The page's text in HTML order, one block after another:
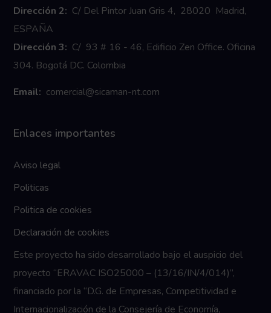
Dirección 2: C/ Del Pintor Juan Gris 4, 28020 Madrid,
ESPAÑA
Dirección 3: C/ 93 # 16 - 46, Edificio Zen Office. Oficina
304. Bogotá DC. Colombia
Email: comercial@sicaman-nt.com
Enlaces importantes
Aviso legal
Politicas
Politica de cookies
Declaración de cookies
Este proyecto ha sido desarrollado bajo el auspicio del
proyecto “ERAVAC ISO25000 – (13/16/IN/4/014)”,
financiado por la “D.G. de Empresas, Competitividad e
Internacionalización de la Consejería de Economía,